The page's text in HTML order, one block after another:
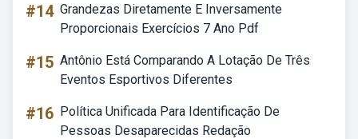
#14 Grandezas Diretamente E Inversamente
Proporcionais Exercícios 7 Ano Pdf
#15 Antônio Está Comparando A Lotação De Três
Eventos Esportivos Diferentes
#16 Política Unificada Para Identificação De
Pessoas Desaparecidas Redação